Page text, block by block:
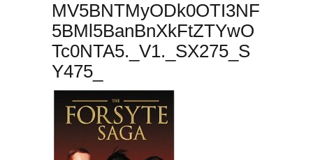
MV5BNTMyODk0OTI3NF
5BMl5BanBnXkFtZTYwO
Tc0NTA5._V1._SX275_S
Y475_